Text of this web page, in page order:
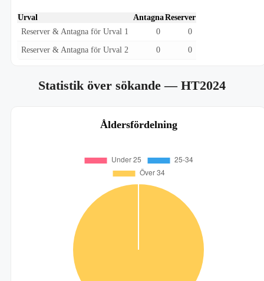
Urval AntagnaReserver
Reserver & Antagna för Urval 1
0 0
Reserver & Antagna för Urval 2 0 0
Statistik över sökande— HT2024
Åldersfördelning